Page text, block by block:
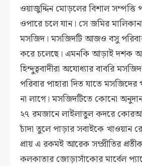
ওয়াজুদ্দিন মোড়লের বিশাল সম্পত্তি
ওপারে চলে যান। সে জমির
মসজিদ। মসজিদটি আজও বসু
করে চলেছে। এমনকি আড়াই দশক
হিন্দুত্ববাদীরা অযোধ্যার বাবরি
পরিবার পাহারা দিত যাতে
না লাগে। মসজিদটিতে কোনো
২৭ রমজানে লাইলাতুল কদরে
চাঁদা তুলে পাড়ার সবাইকে খাওয়ান
প্রায় এ রকমই আরেক সম্প্রীতির
কলকাতার জোড়াসাঁকোর মার্বেল